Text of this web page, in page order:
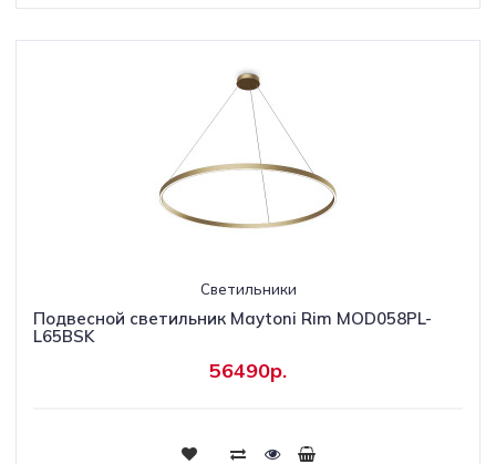
Светильники
Подвесной светильник Maytoni Rim MOD058PL-
L65BSK
56490р.